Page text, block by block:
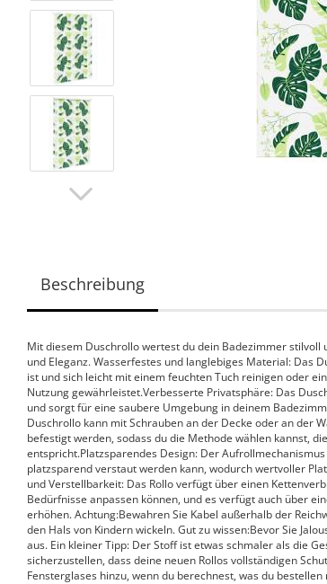
Beschreibung
Mit diesem Duschrollo wertest du dein Badezimmer
und Eleganz. Wasserfestes und langlebiges Material: Das
ist und sich leicht mit einem feuchten Tuch reinigen oder
Nutzung gewährleistet.Verbesserte Privatsphäre: Das
und sorgt für eine saubere Umgebung in deinem
Duschrollo kann mit Schrauben an der Decke oder an der
befestigt werden, sodass du die Methode wählen kannst,
entspricht.Platzsparendes Design: Der
platzsparend verstaut werden kann, wodurch wertvoller
und Verstellbarkeit: Das Rollo verfügt über einen
Bedürfnisse anpassen können, und es verfügt auch über
erhöhen. Achtung:Bewahren Sie Kabel außerhalb der
den Hals von Kindern wickeln. Gut zu wissen:Bevor Sie
aus. Ein kleiner Tipp: Der Stoff ist etwas schmaler als die
sicherzustellen, dass deine neuen Rollos vollständigen
Fensterglases hinzu, wenn du berechnest, was du bestellen